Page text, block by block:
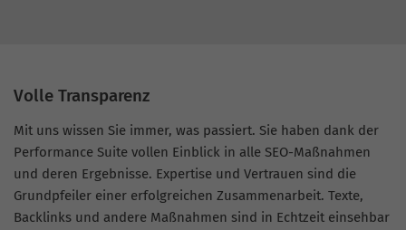
Volle Transparenz
Mit uns wissen Sie immer, was passiert. Sie haben dank der
Performance Suite vollen Einblick in alle SEO-Maßnahmen
und deren Ergebnisse. Expertise und Vertrauen sind die
Grundpfeiler einer erfolgreichen Zusammenarbeit. Texte,
Backlinks und andere Maßnahmen sind in Echtzeit einsehbar